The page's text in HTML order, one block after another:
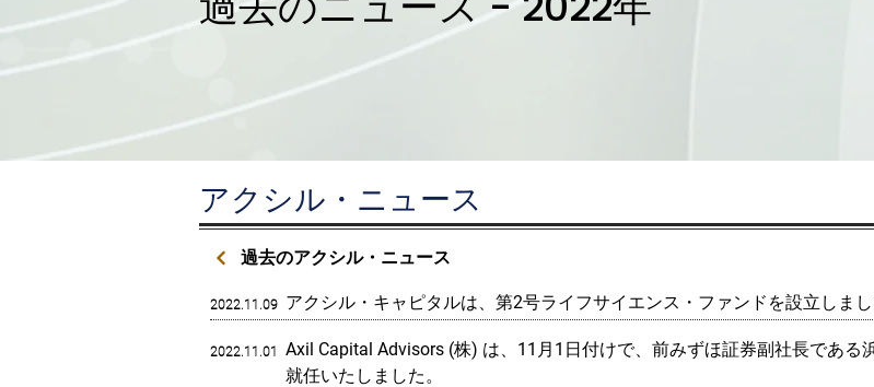
アクシル・ニュース
​過去のアクシル・ニュース
2022.11.09 アクシル・キャピタルは、第2号ライフサイエンス・ファンドを設立しまし
2022.11.01
Axil Capital Advisors (株) は、11月1日付けで、前みずほ証券副社長である
就任いたしました。